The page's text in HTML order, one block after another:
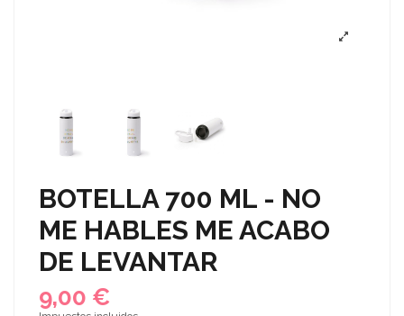
BOTELLA 700 ML - NO
ME HABLES ME ACABO
DE LEVANTAR
9,00 €